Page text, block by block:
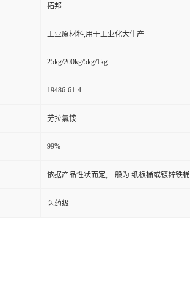
拓邦
工业原材料,用于工业化大生产
25kg/200kg/5kg/1kg
19486-61-4
劳拉氯铵
99%
依据产品性状而定,一般为:纸板桶或镀锌铁桶
医药级